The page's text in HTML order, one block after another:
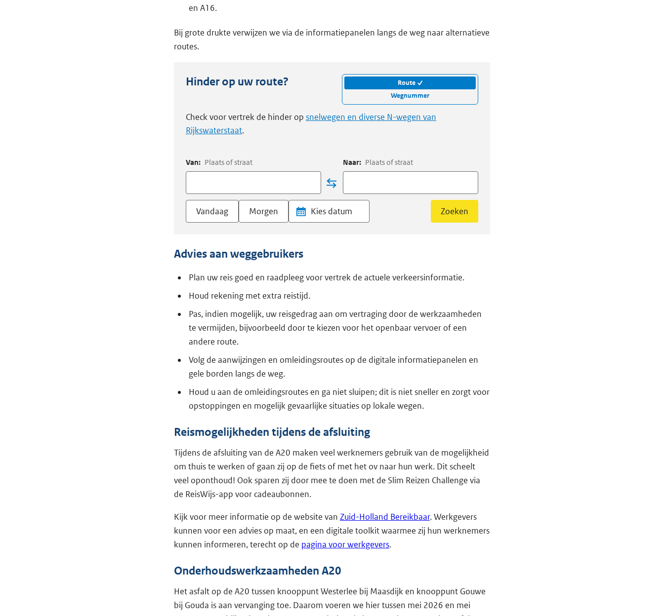
en A16.
Bij grote drukte verwijzen we via de informatiepanelen langs de weg naar alternatieve
routes.
Hinder op uw route?
Check voor vertrek de hinder op snelwegen en diverse N-wegen van
Rijkswaterstaat.
Route
Wegnummer
Van: Plaats of straat Naar: Plaats of straat
Vandaag Morgen Zoeken
Advies aan weggebruikers
Plan uw reis goed en raadpleeg voor vertrek de actuele verkeersinformatie.
Houd rekening met extra reistijd.
Pas, indien mogelijk, uw reisgedrag aan om vertraging door de werkzaamheden
te vermijden, bijvoorbeeld door te kiezen voor het openbaar vervoer of een
andere route.
Volg de aanwijzingen en omleidingsroutes op de digitale informatiepanelen en
gele borden langs de weg.
Houd u aan de omleidingsroutes en ga niet sluipen; dit is niet sneller en zorgt voor
opstoppingen en mogelijk gevaarlijke situaties op lokale wegen.
Reismogelijkheden tijdens de afsluiting
Tijdens de afsluiting van de A20 maken veel werknemers gebruik van de mogelijkheid
om thuis te werken of gaan zij op de fiets of met het ov naar hun werk. Dit scheelt
veel oponthoud! Ook sparen zij door mee te doen met de Slim Reizen Challenge via
de ReisWijs-app voor cadeaubonnen.
Kijk voor meer informatie op de website van Zuid-Holland Bereikbaar. Werkgevers
kunnen voor een advies op maat, en een digitale toolkit waarmee zij hun werknemers
kunnen informeren, terecht op de pagina voor werkgevers.
Onderhoudswerkzaamheden A20
Het asfalt op de A20 tussen knooppunt Westerlee bij Maasdijk en knooppunt Gouwe
bij Gouda is aan vervanging toe. Daarom voeren we hier tussen mei 2026 en mei